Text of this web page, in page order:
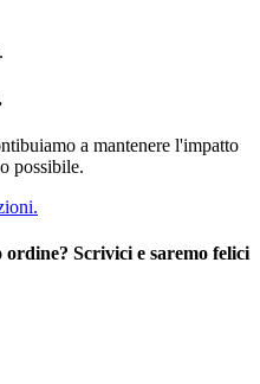
a mantenere l'impatto
possibile.
Scrivici e saremo felici